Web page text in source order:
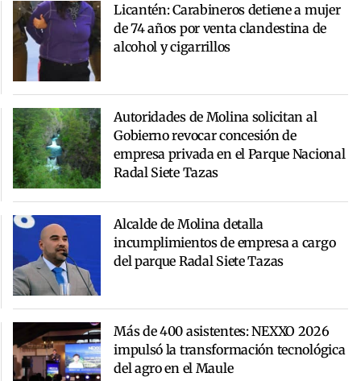
Licantén: Carabineros detiene a mujer
de 74 años por venta clandestina de
alcohol y cigarrillos
Autoridades de Molina solicitan al
Gobierno revocar concesión de
empresa privada en el Parque Nacional
Radal Siete Tazas
Alcalde de Molina detalla
incumplimientos de empresa a cargo
del parque Radal Siete Tazas
Más de 400 asistentes: NEXXO 2026
impulsó la transformación tecnológica
del agro en el Maule